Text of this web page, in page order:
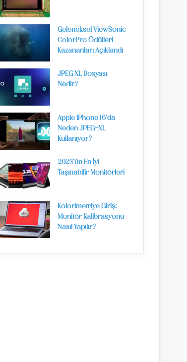
Geleneksel ViewSonic
ColorPro Ödülleri
Kazananları Açıklandı
JPEG XL Dosyası
Nedir?
Apple iPhone 16’da
Neden JPEG-XL
Kullanıyor?
2023’ün En İyi
Taşınabilir Monitörleri
Kolorimetriye Giriş:
Monitör Kalibrasyonu
Nasıl Yapılır?